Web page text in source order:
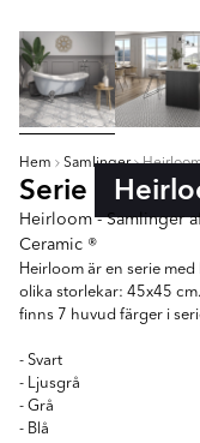
Hem Samlinger
Serie
Heirloom - Samlinger
Ceramic ®
Heirloom är en serie
olika storlekar: 45x45
finns 7 huvud färger i
- Svart
- Ljusgrå
- Grå
- Blå